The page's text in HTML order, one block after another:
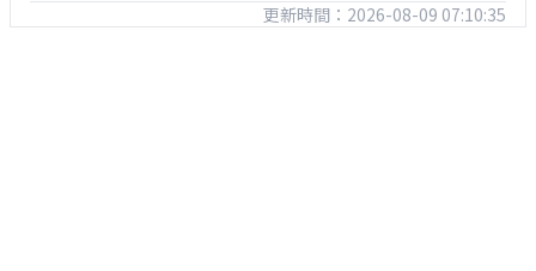
更新時間：2026-08-09 07:10:35